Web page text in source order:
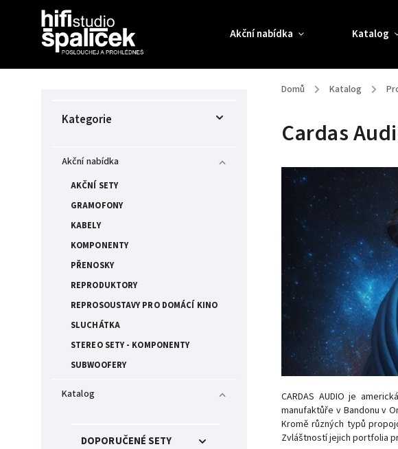
Akční nabídka Katalog
Domů / Katalog /
Kategorie
Akční nabídka
AKČNÍ SETY
GRAMOFONY
KABELY
KOMPONENTY
PŘENOSKY
REPRODUKTORY
REPROSOUSTAVY PRO DOMÁCÍ KINO
SLUCHÁTKA
STEREO SETY - KOMPONENTY
SUBWOOFERY
Katalog
DOPORUČENÉ SETY
Cardas
CARDAS AUDIO je
manufaktůře v Bandonu v
Kromě různých typů
Zvláštností jejich portfolia